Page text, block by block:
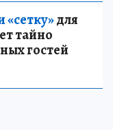
для
тайно
гостей